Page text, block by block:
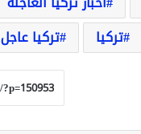
تركيا تركيا عاجل